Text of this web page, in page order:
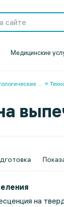
Медицинские
...
на